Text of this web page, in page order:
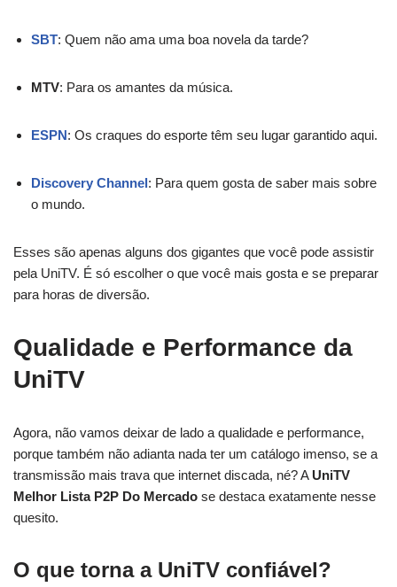
SBT: Quem não ama uma boa novela da tarde?
MTV: Para os amantes da música.
ESPN: Os craques do esporte têm seu lugar garantido aqui.
Discovery Channel: Para quem gosta de saber mais sobre
o mundo.
Esses são apenas alguns dos gigantes que você pode assistir
pela UniTV. É só escolher o que você mais gosta e se preparar
para horas de diversão.
Qualidade e Performance da
UniTV
Agora, não vamos deixar de lado a qualidade e performance,
porque também não adianta nada ter um catálogo imenso, se a
transmissão mais trava que internet discada, né? A UniTV
Melhor Lista P2P Do Mercado se destaca exatamente nesse
quesito.
O que torna a UniTV confiável?